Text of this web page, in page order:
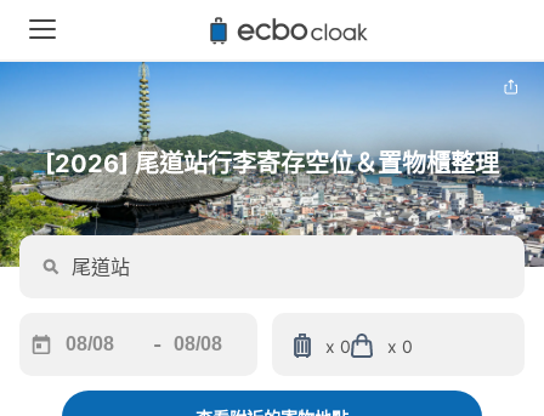
[2026] 尾道站行李寄存空位＆置物櫃整理
forward
-
backward
x 0 x 0